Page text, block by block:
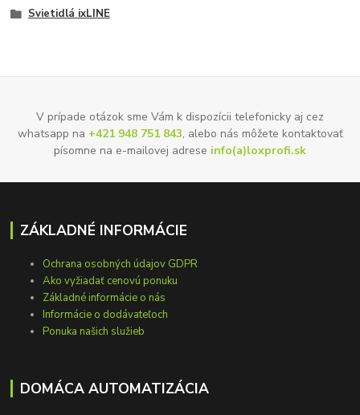
Svietidlá ixLINE
V prípade otázok sme Vám k dispozícii telefonicky aj cez
whatsapp na +421 948 751 843, alebo nás môžete kontaktovať
písomne na e-mailovej adrese info(a)loxprofi.sk
ZÁKLADNÉ INFORMÁCIE
Ochrana osobných údajov GDPR
Ako vyžiadať cenovú ponuku
Základné informácie o nás
Informácie o dodávateľoch
Ponuka našich služieb
DOMÁCA AUTOMATIZÁCIA